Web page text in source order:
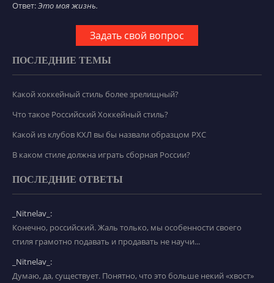
Ответ:Это моя жизнь.
Задать свой вопрос
ПОСЛЕДНИЕ ТЕМЫ
Какой хоккейный стиль более зрелищный?
Что такое Российский Хоккейный стиль?
Какой из клубов КХЛ вы бы назвали образцом РХС
В каком стиле должна играть сборная России?
ПОСЛЕДНИЕ ОТВЕТЫ
_Nitnelav_:
Конечно, российский. Жаль только, мы особенности своего
стиля грамотно подавать и продавать не научи...
_Nitnelav_:
Думаю, да, существует. Понятно, что это больше некий «хвост»